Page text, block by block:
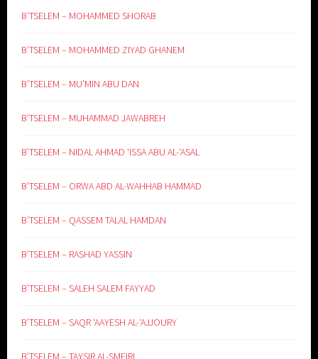
B’TSELEM – MOHAMMED SHORAB
B’TSELEM – MOHAMMED ZIYAD GHANEM
B’TSELEM – MU’MIN ABU DAN
B’TSELEM – MUHAMMAD JAWABREH
B’TSELEM – NIDAL AHMAD ‘ISSA ABU AL-‘ASAL
B’TSELEM – ORWA ABD AL-WAHHAB HAMMAD
B’TSELEM – QASSEM TALAL HAMDAN
B’TSELEM – RASHAD YASSIN
B’TSELEM – SALEH SALEM FAYYAD
B’TSELEM – SAQR ‘AAYESH AL-‘AJJOURY
B’TSELEM – TAYSIR AL-SMEIRI